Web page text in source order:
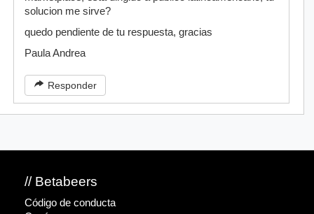
solucion me sirve?
quedo pendiente de tu respuesta, gracias
Paula Andrea
Responder
// Betabeers
Código de conducta